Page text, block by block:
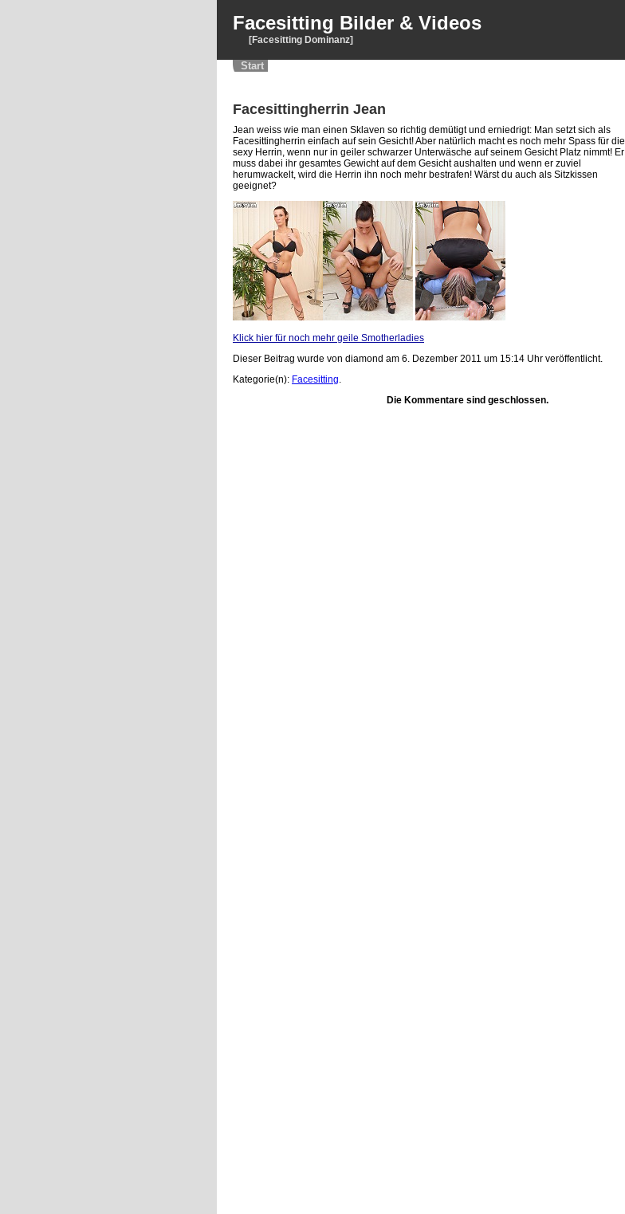
Facesitting Bilder & Videos
[Facesitting Dominanz]
Start
Facesittingherrin Jean
Jean weiss wie man einen Sklaven so richtig demütigt und erniedrigt: Man setzt sich als
Facesittingherrin einfach auf sein Gesicht! Aber natürlich macht es noch mehr Spass für die
sexy Herrin, wenn nur in geiler schwarzer Unterwäsche auf seinem Gesicht Platz nimmt! Er
muss dabei ihr gesamtes Gewicht auf dem Gesicht aushalten und wenn er zuviel
herumwackelt, wird die Herrin ihn noch mehr bestrafen! Wärst du auch als Sitzkissen
geeignet?
Klick hier für noch mehr geile Smotherladies
Dieser Beitrag wurde von diamond am 6. Dezember 2011 um 15:14 Uhr veröffentlicht.
Kategorie(n): Facesitting.
Die Kommentare sind geschlossen.